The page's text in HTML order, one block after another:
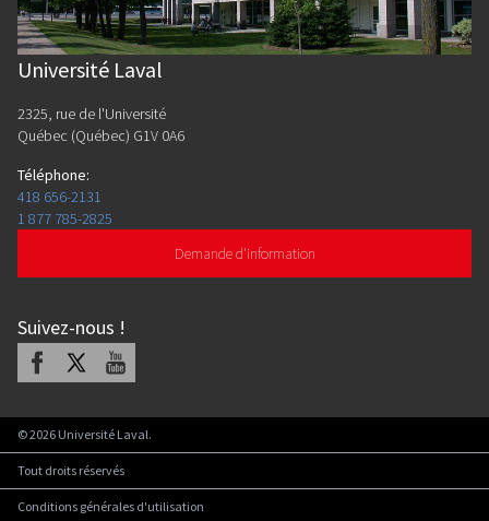
Université Laval
2325, rue de l'Université
Québec (Québec) G1V 0A6
Téléphone:
418 656-2131
1 877 785-2825
Demande d'information
Suivez-nous !
Facebook Youtube
©2026 Université Laval.
Tout droits réservés
Conditions générales d'utilisation